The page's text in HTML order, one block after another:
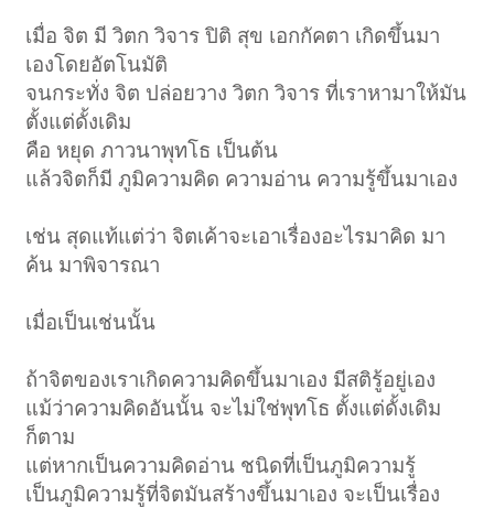
เมื่อ จิต มี วิตก วิจาร ปิติ สุข เอกกัคตา เกิดขึ้นมา
เองโดยอัตโนมัติ
จนกระทั่ง จิต ปล่อยวาง วิตก วิจาร ที่เราหามาให้มัน
ตั้งแต่ดั้งเดิม
คือ หยุด ภาวนาพุทโธ เป็นต้น
แล้วจิตก็มี ภูมิความคิด ความอ่าน ความรู้ขึ้นมาเอง
เช่น สุดแท้แต่ว่า จิตเค้าจะเอาเรื่องอะไรมาคิด มา
ค้น มาพิจารณา
เมื่อเป็นเช่นนั้น
ถ้าจิตของเราเกิดความคิดขึ้นมาเอง มีสติรู้อยู่เอง
แม้ว่าความคิดอันนั้น จะไม่ใช่พุทโธ ตั้งแต่ดั้งเดิม
ก็ตาม
แต่หากเป็นความคิดอ่าน ชนิดที่เป็นภูมิความรู้
เป็นภูมิความรู้ที่จิตมันสร้างขึ้นมาเอง จะเป็นเรื่อง